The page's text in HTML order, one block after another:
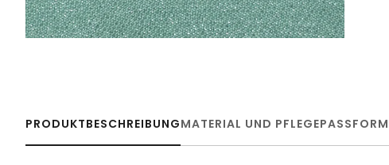
PRODUKTBESCHREIBUNGMATERIAL UND PFLEGEPASSFORM